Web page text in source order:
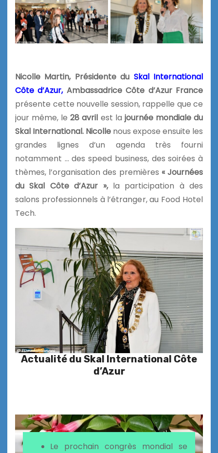
Nicolle Martin, Présidente du Skal International
Côte d’Azur, Ambassadrice Côte d’Azur France
présente cette nouvelle session, rappelle que ce
jour même, le 28 avril est la journée mondiale du
Skal International. Nicolle nous expose ensuite les
grandes lignes d’un agenda très fourni
notamment … des speed business, des soirées à
thèmes, l’organisation des premières « Journées
du Skal Côte d’Azur », la participation à des
salons professionnels à l’étranger, au Food Hotel
Tech.
Actualité du Skal International Côte
d’Azur
Le prochain congrès mondial se